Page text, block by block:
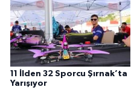
11 İlden 32 Sporcu Şırnak’ta
Yarışıyor